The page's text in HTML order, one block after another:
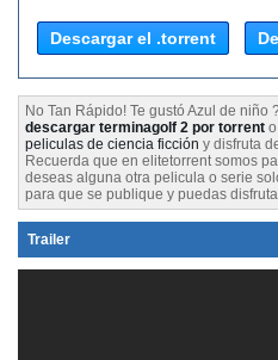
Descargar el .torrent
No Tan Rápido! Te gustó Azul de
descargar terminagolf 2 por torrent
peliculas de ciencia ficción y disfruta
Recuerda que en elitetorrent somos
deseas alguna otra pelicula o serie
para que se publique y puedas
Trailer